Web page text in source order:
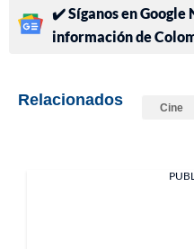
✔️ Síganos en Google
información de
Relacionados Cine